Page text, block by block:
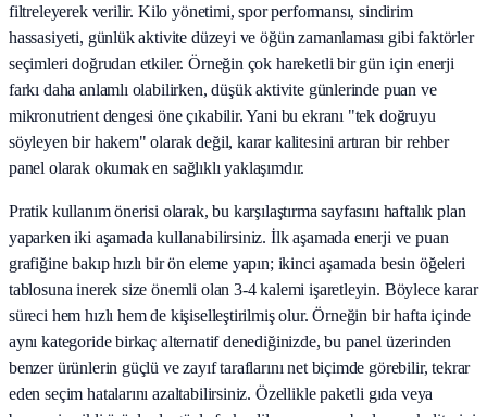
filtreleyerek verilir. Kilo yönetimi, spor performansı, sindirim
hassasiyeti, günlük aktivite düzeyi ve öğün zamanlaması gibi faktörler
seçimleri doğrudan etkiler. Örneğin çok hareketli bir gün için enerji
farkı daha anlamlı olabilirken, düşük aktivite günlerinde puan ve
mikronutrient dengesi öne çıkabilir. Yani bu ekranı "tek doğruyu
söyleyen bir hakem" olarak değil, karar kalitesini artıran bir rehber
panel olarak okumak en sağlıklı yaklaşımdır.
Pratik kullanım önerisi olarak, bu karşılaştırma sayfasını haftalık plan
yaparken iki aşamada kullanabilirsiniz. İlk aşamada enerji ve puan
grafiğine bakıp hızlı bir ön eleme yapın; ikinci aşamada besin öğeleri
tablosuna inerek size önemli olan 3-4 kalemi işaretleyin. Böylece karar
süreci hem hızlı hem de kişiselleştirilmiş olur. Örneğin bir hafta içinde
aynı kategoride birkaç alternatif denediğinizde, bu panel üzerinden
benzer ürünlerin güçlü ve zayıf taraflarını net biçimde görebilir, tekrar
eden seçim hatalarını azaltabilirsiniz. Özellikle paketli gıda veya